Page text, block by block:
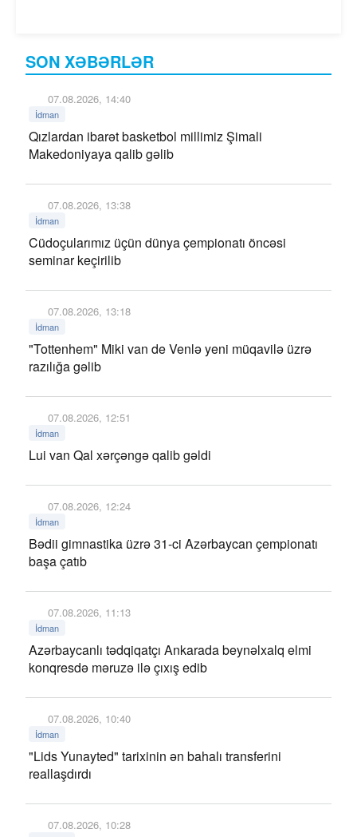
SON XƏBƏRLƏR
07.08.2026, 14:40
İdman
Qızlardan ibarət basketbol millimiz Şimali
Makedoniyaya qalib gəlib
07.08.2026, 13:38
İdman
Cüdoçularımız üçün dünya çempionatı öncəsi
seminar keçirilib
07.08.2026, 13:18
İdman
"Tottenhem" Miki van de Venlə yeni müqavilə üzrə
razılığa gəlib
07.08.2026, 12:51
İdman
Lui van Qal xərçəngə qalib gəldi
07.08.2026, 12:24
İdman
Bədii gimnastika üzrə 31-ci Azərbaycan çempionatı
başa çatıb
07.08.2026, 11:13
İdman
Azərbaycanlı tədqiqatçı Ankarada beynəlxalq elmi
konqresdə məruzə ilə çıxış edib
07.08.2026, 10:40
İdman
"Lids Yunayted" tarixinin ən bahalı transferini
reallaşdırdı
07.08.2026, 10:28